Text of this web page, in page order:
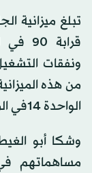
ونفقات
من هذه
الواحدة 14في المائة.
وشكا أبو
مساهماتهم